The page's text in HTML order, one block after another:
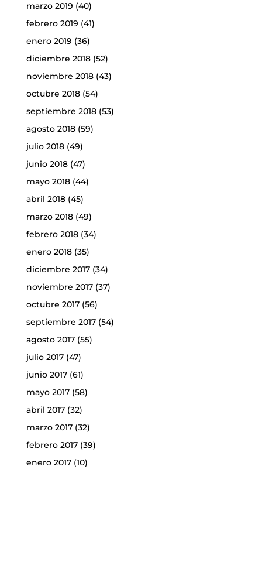
marzo 2019 (40)
febrero 2019 (41)
enero 2019 (36)
diciembre 2018(52)
noviembre 2018(43)
octubre 2018(54)
septiembre 2018(53)
agosto 2018(59)
julio 2018(49)
junio 2018(47)
mayo 2018(44)
abril 2018(45)
marzo 2018(49)
febrero 2018(34)
enero 2018(35)
diciembre 2017(34)
noviembre 2017(37)
octubre 2017(56)
septiembre 2017(54)
agosto 2017(55)
julio 2017(47)
junio 2017(61)
mayo 2017(58)
abril 2017(32)
marzo 2017(32)
febrero 2017(39)
enero 2017(10)